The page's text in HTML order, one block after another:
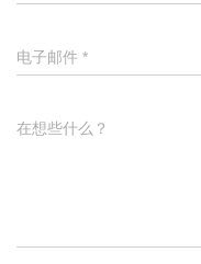
电子邮件 *
在想些什么？